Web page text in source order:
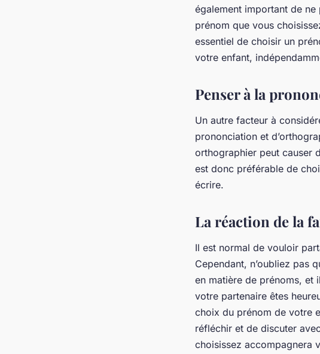
également important de
prénom que vous
essentiel de choisir un
votre enfant,
Penser à la
Un autre facteur à
prononciation et
orthographier peut causer
est donc préférable de
écrire.
La réaction de la
Il est normal de vouloir
Cependant, n’oubliez pas
en matière de prénoms, et
votre partenaire êtes
choix du prénom de votre
réfléchir et de discuter
choisissez accompagnera